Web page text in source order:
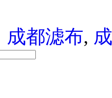
成都滤布,